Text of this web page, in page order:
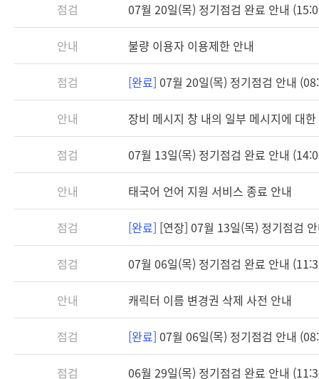
점검 07월 20일(목) 정기점검 완료 안내
안내 불량 이용자 이용제한 안내
점검 [완료] 07월 20일(목) 정기점검 안내
안내 장비 메시지 창 내의 일부 메시지에 대
점검 07월 13일(목) 정기점검 완료 안내
안내 태국어 언어 지원 서비스 종료 안내
점검 [완료] [연장] 07월 13일(목) 정기점검
점검 07월 06일(목) 정기점검 완료 안내
안내 캐릭터 이름 변경권 삭제 사전 안내
점검 [완료] 07월 06일(목) 정기점검 안내
점검 06월 29일(목) 정기점검 완료 안내